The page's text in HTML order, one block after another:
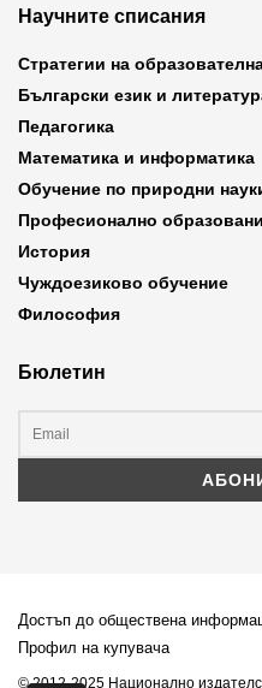
Научните списания
Стратегии на
Български език и
Педагогика
Математика и информатика
Обучение по природни
Професионално
История
Чуждоезиково обучение
Философия
Бюлетин
Достъп до обществена
Профил на купувача
© 2012-2025 Национално